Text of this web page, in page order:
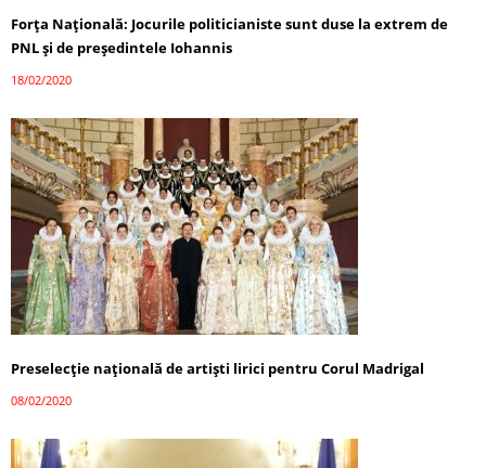
Forța Națională: Jocurile politicianiste sunt duse la extrem de
PNL și de președintele Iohannis
18/02/2020
Preselecție națională de artiști lirici pentru Corul Madrigal
08/02/2020